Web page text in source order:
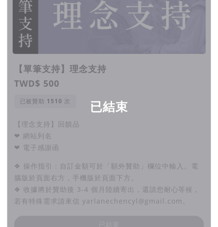
已結束
【單筆支持】理念支持
TWD$ 500
已被贊助 次
【理念支持】回饋品
❤ 網站列名
❤ 電子感謝函
❖ 操作指引：自訂金額可於「額外贊助」欄位中輸入。電
腦版於頁面右方，手機版於頁面下方。
❖ 收據將於贊助後 3-4 個月陸續寄出，還請您耐心等候，
若有特殊需求請來信 yarlanechencyl@gmail.com。